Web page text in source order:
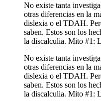
No existe tanta
otras diferencias en la
dislexia o el TDAH.
saben. Estos son los
la discalculia. Mito #1:
No existe tanta
otras diferencias en la
dislexia o el TDAH.
saben. Estos son los
la discalculia. Mito #1: